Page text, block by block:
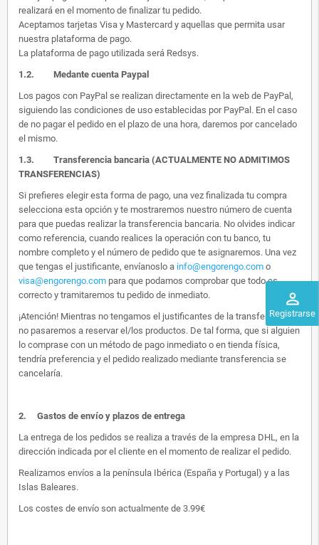
perm_identity
Registrarse
realizará en el momento de finalizar tu pedido.
Aceptamos tarjetas Visa y Mastercard y aquellas que permita usar
nuestra plataforma de pago.
La plataforma de pago utilizada será Redsys.
1.2. Medante cuenta Paypal
Los pagos con PayPal se realizan directamente en la web de PayPal,
siguiendo las condiciones de uso establecidas por PayPal. En el caso
de no pagar el pedido en el plazo de una hora, daremos por cancelado
el mismo.
1.3. Transferencia bancaria (ACTUALMENTE NO ADMITIMOS
TRANSFERENCIAS)
Si prefieres elegir esta forma de pago, una vez finalizada tu compra
selecciona esta opción y te mostraremos nuestro número de cuenta
para que puedas realizar la transferencia bancaria. No olvides indicar
como referencia, cuando realices la operación con tu banco, tu
nombre completo y el número de pedido que te asignaremos. Una vez
que tengas el justificante, envíanoslo a info@engorengo.com o
visa@engorengo.com para que podamos comprobar que todo es
correcto y tramitaremos tu pedido de inmediato.
¡Atención! Mientras no tengamos el justificantes de la transferencia,
no pasaremos a reservar el/los productos. De tal forma, que si alguien
lo comprase con un método de pago inmediato o en tienda física,
tendría preferencia y el pedido realizado mediante transferencia se
cancelaría.
2. Gastos de envío y plazos de entrega
La entrega de los pedidos se realiza a través de la empresa DHL, en la
dirección indicada por el cliente en el momento de realizar el pedido.
Realizamos envíos a la península Ibérica (España y Portugal) y a las
Islas Baleares.
Los costes de envío son actualmente de 3.99€